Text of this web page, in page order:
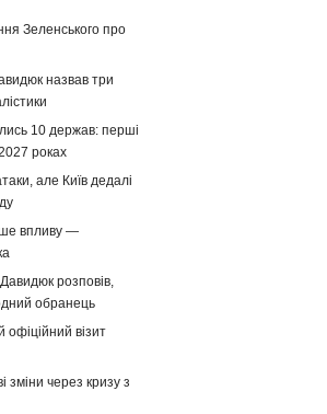
Зеленського про
назвав три
10 держав: перші
роках
але Київ дедалі
впливу —
розповів,
обранець
візит
зміни через кризу з